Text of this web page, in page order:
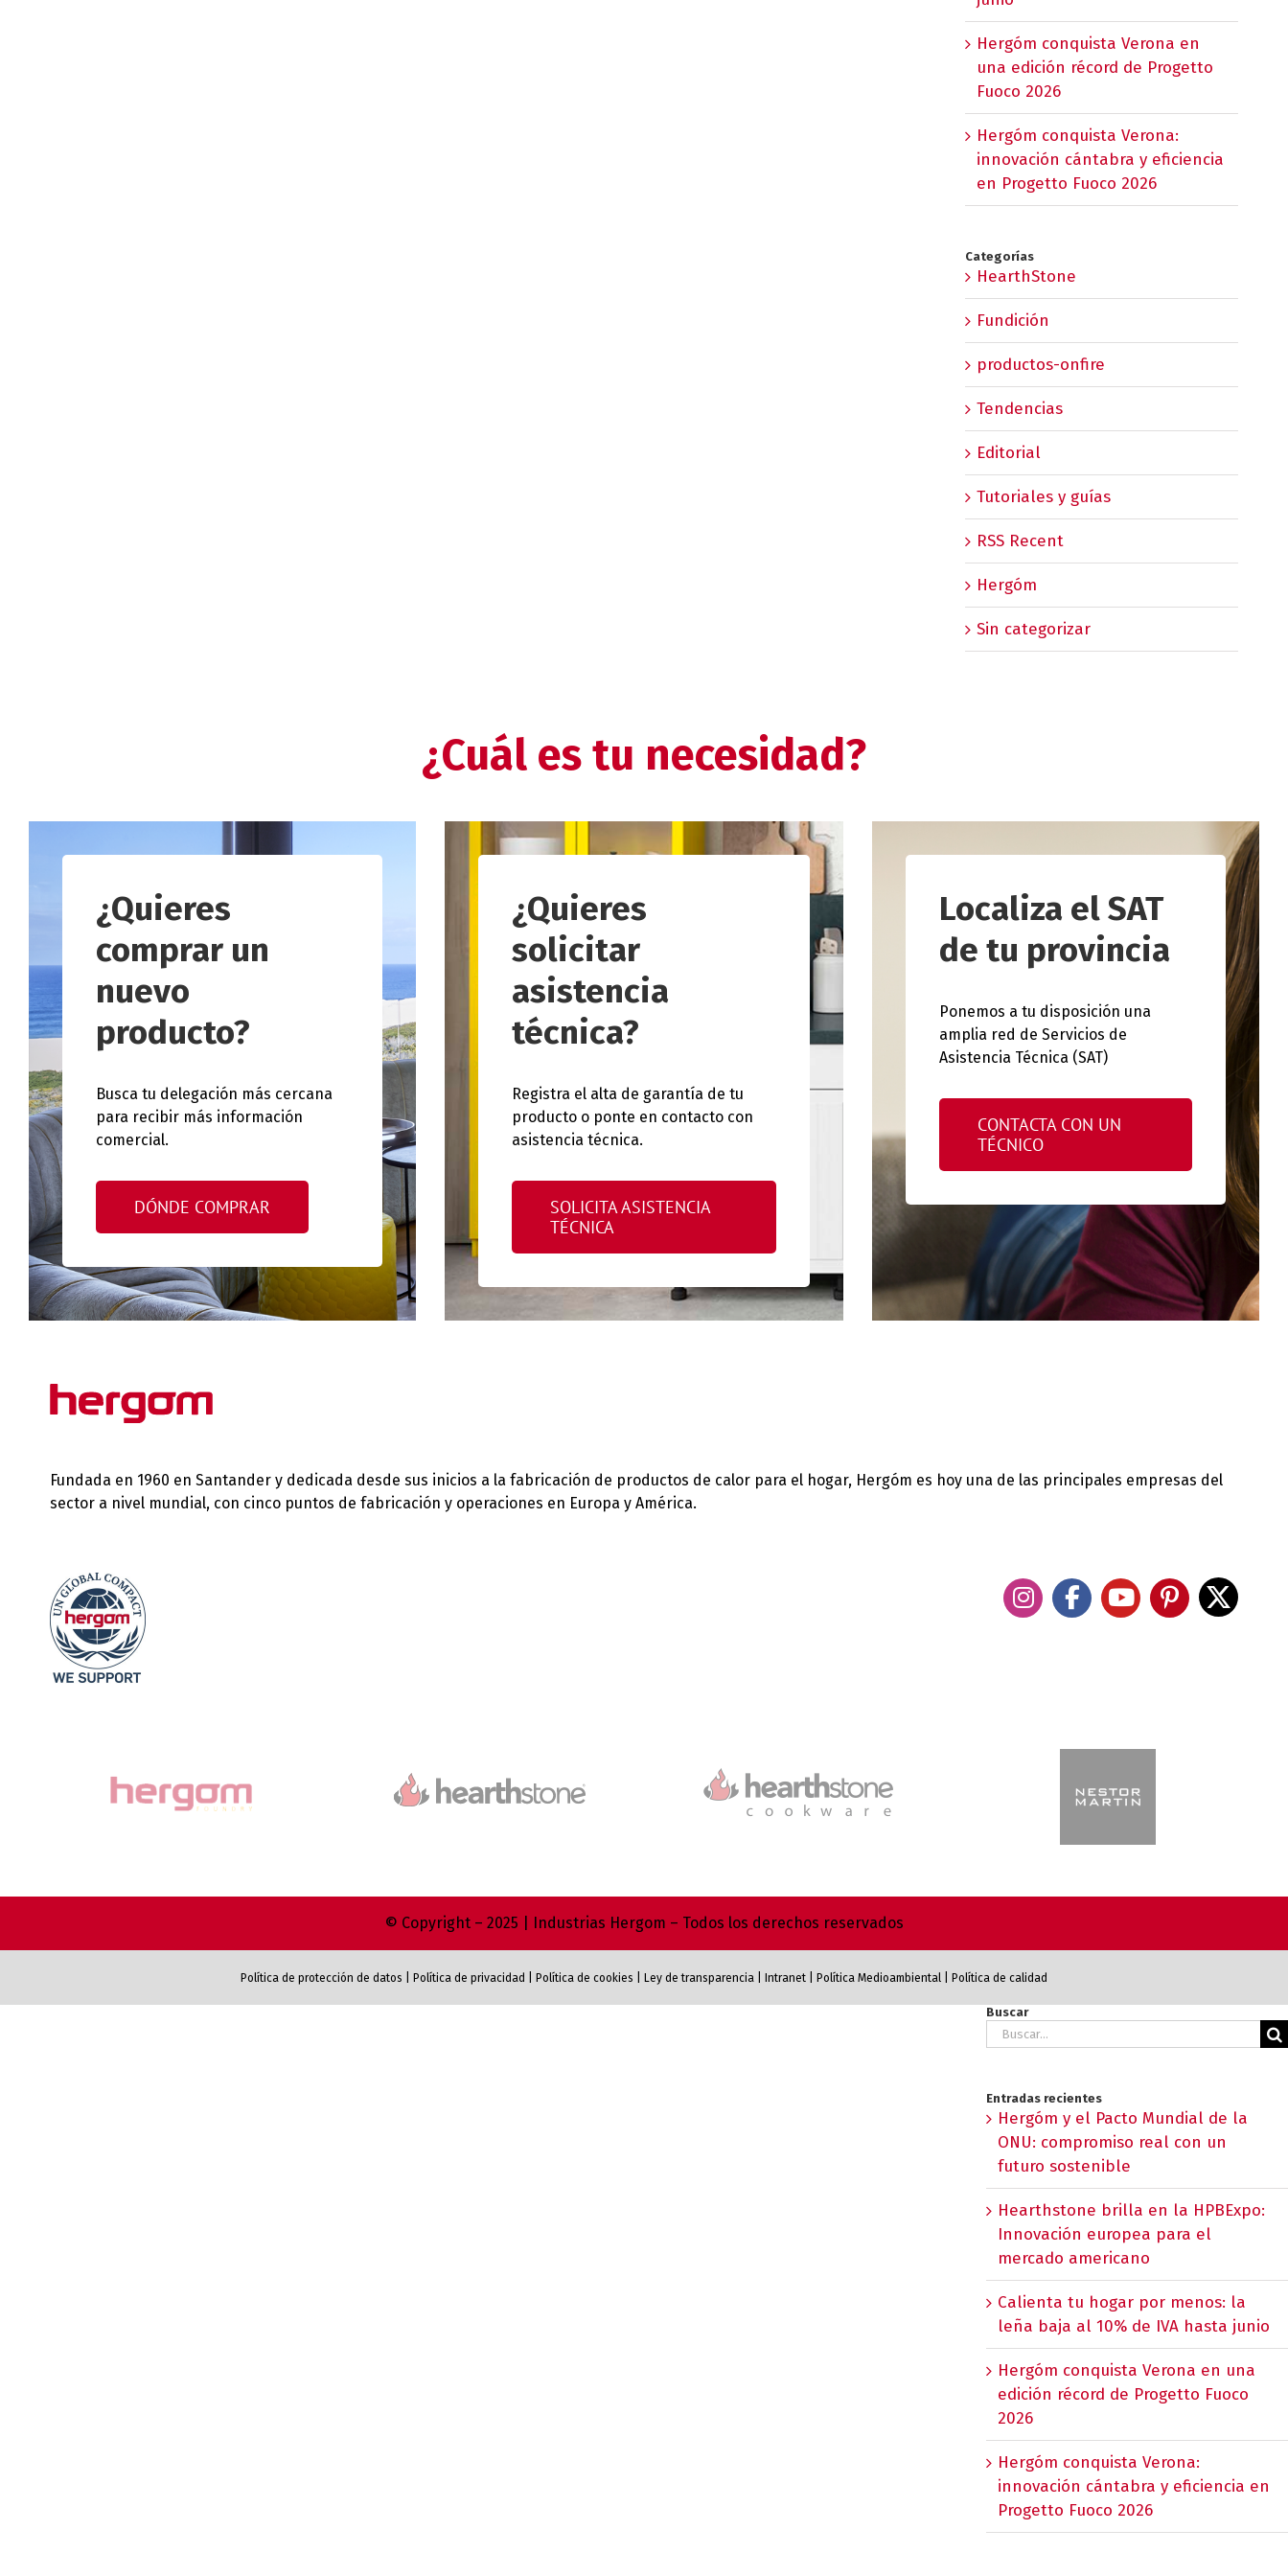
Hergóm conquista Verona en
una edición récord de Progetto
Fuoco 2026
Hergóm conquista Verona:
innovación cántabra y eficiencia
en Progetto Fuoco 2026
Categorías
HearthStone
Fundición
productos-onfire
Tendencias
Editorial
Tutoriales y guías
RSS Recent
Hergóm
Sin categorizar
¿Cuál es tu necesidad?
¿Quieres
comprar un
nuevo
producto?
Busca tu delegación más cercana
para recibir más información
comercial.
DÓNDE COMPRAR
¿Quieres
solicitar
asistencia
técnica?
Registra el alta de garantía de tu
producto o ponte en contacto con
asistencia técnica.
SOLICITA ASISTENCIA
TÉCNICA
Localiza el SAT
de tu provincia
Ponemos a tu disposición una
amplia red de Servicios de
Asistencia Técnica (SAT)
CONTACTA CON UN
TÉCNICO
Fundada en 1960 en Santander y dedicada desde sus inicios a la fabricación de productos de calor para el hogar, Hergóm es hoy una de las principales empresas del
sector a nivel mundial, con cinco puntos de fabricación y operaciones en Europa y América.
© Copyright – 2025 | Industrias Hergom – Todos los derechos reservados
Política de protección de datos Política de privacidad Política de cookies Ley de transparencia Intranet Política Medioambiental Política de calidad
Buscar
Buscar:
Entradas recientes
Hergóm y el Pacto Mundial de la
ONU: compromiso real con un
futuro sostenible
Hearthstone brilla en la HPBExpo:
Innovación europea para el
mercado americano
Calienta tu hogar por menos: la
leña baja al 10% de IVA hasta junio
Hergóm conquista Verona en una
edición récord de Progetto Fuoco
2026
Hergóm conquista Verona:
innovación cántabra y eficiencia en
Progetto Fuoco 2026